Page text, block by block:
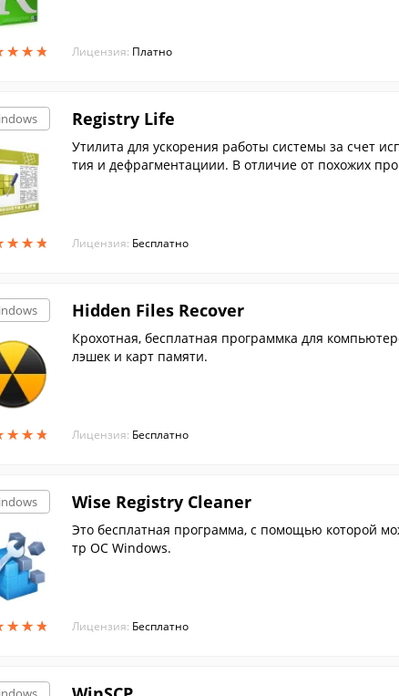
★★★
★★★ Лицензия: Платно
★★★
★★★
Registry Life
Утилита для ускорения работы системы за счет
тия и дефрагментациии. В отличие от похожих
Лицензия: Бесплатно
★★★
★★★
Hidden Files Recover
Крохотная, бесплатная программка для
лэшек и карт памяти.
Лицензия: Бесплатно
★★★
★★★
Wise Registry Cleaner
Это бесплатная программа, с помощью которой
тр ОС Windows.
Лицензия: Бесплатно